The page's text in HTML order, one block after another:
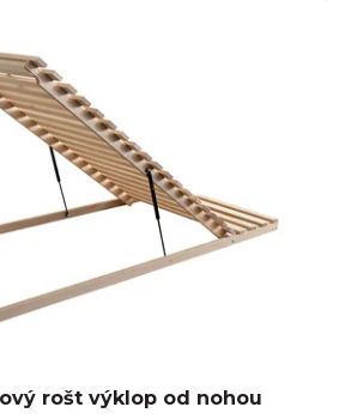
rošt výklop od nohou